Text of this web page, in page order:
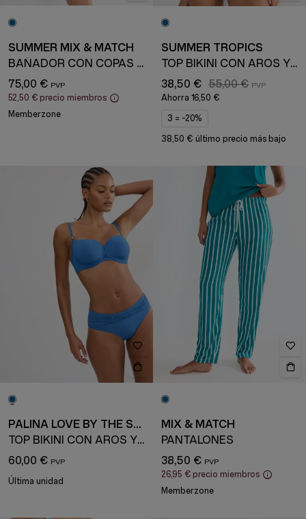
SUMMER MIX & MATCH
BAÑADOR CON COPAS ACOLCHADAS
75,00 €
52,50 € precio miembros
Memberzone
SUMMER TROPICS
TOP BIKINI CON AROS Y COPAS ACOLCHADAS
38,50 € 55,00 €
Ahorra 16,50 €
3 = -20%
38,50 € último precio más bajo
PALINA LOVE BY THE SEA
TOP BIKINI CON AROS Y COPAS ACOLCHADAS
60,00 €
Última unidad
MIX & MATCH
PANTALONES
38,50 €
26,95 € precio miembros
Memberzone